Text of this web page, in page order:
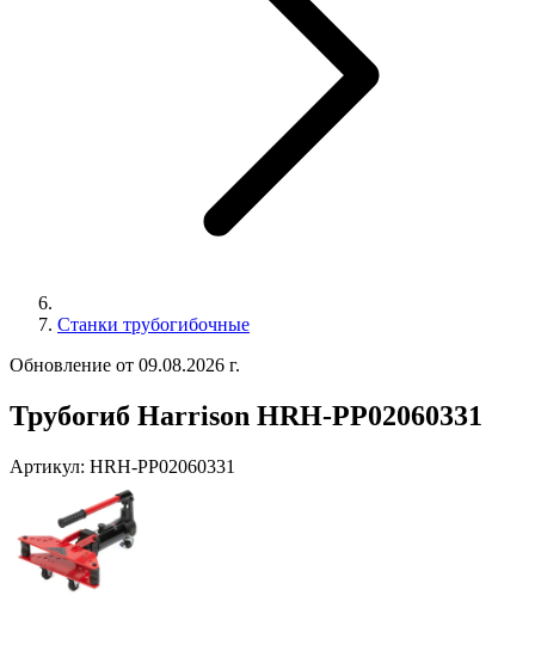
Станки трубогибочные
Обновление от 09.08.2026 г.
Трубогиб Harrison HRH-PP02060331
Артикул: HRH-PP02060331